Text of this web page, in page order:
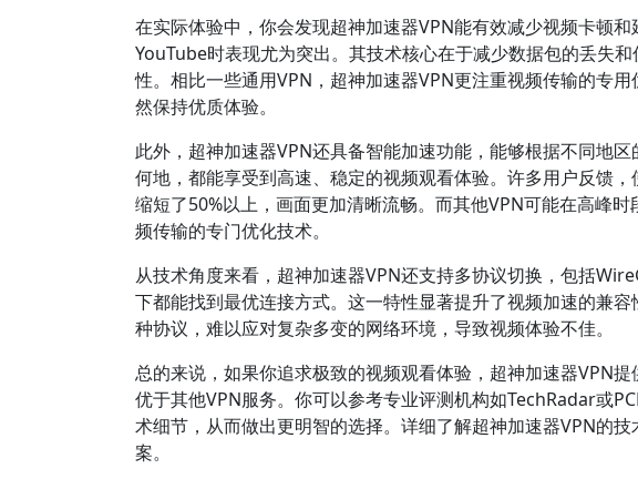
在实际体验中，你会发现超神加速器VPN能有效减少视频卡顿
YouTube时表现尤为突出。其技术核心在于减少数据包的丢失
性。相比一些通用VPN，超神加速器VPN更注重视频传输的专
然保持优质体验。
此外，超神加速器VPN还具备智能加速功能，能够根据不同地
何地，都能享受到高速、稳定的视频观看体验。许多用户反馈
缩短了50%以上，画面更加清晰流畅。而其他VPN可能在高峰
频传输的专门优化技术。
从技术角度来看，超神加速器VPN还支持多协议切换，包括
下都能找到最优连接方式。这一特性显著提升了视频加速的兼
种协议，难以应对复杂多变的网络环境，导致视频体验不佳。
总的来说，如果你追求极致的视频观看体验，超神加速器VPN
优于其他VPN服务。你可以参考专业评测机构如TechRadar或
术细节，从而做出更明智的选择。详细了解超神加速器VPN的
案。